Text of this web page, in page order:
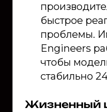
быстрое
проблемы.
Engineers
чтобы
стабильно
Жизненный